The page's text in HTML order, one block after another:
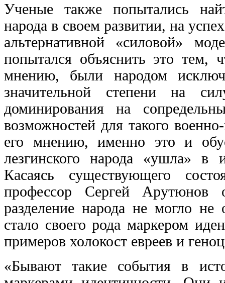
Ученые также попытались
народа в своем развитии, на
альтернативной «силовой»
попытался объяснить это тем,
мнению, были народом
значительной степени на
доминирования на
возможностей для такого
его мнению, именно это и
лезгинского народа «ушла» в
Касаясь существующего
профессор Сергей Арутюнов
разделение народа не могло не
стало своего рода маркером
примеров холокост евреев и
«Бывают такие события в